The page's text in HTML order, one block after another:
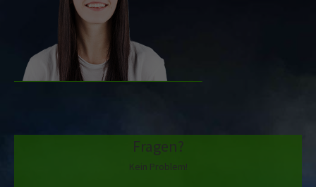
Fragen?
Kein Problem!